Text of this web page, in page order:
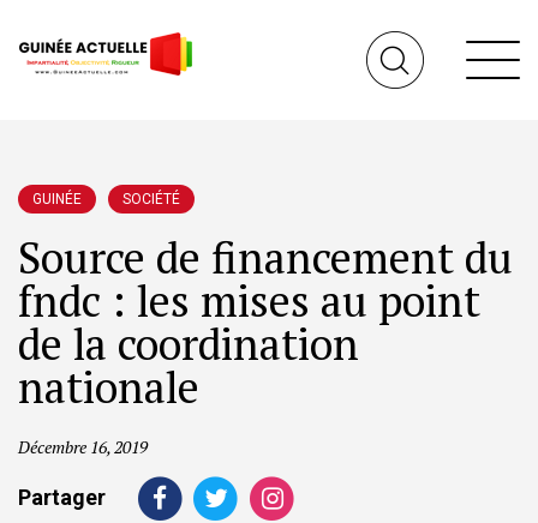
GUINÉE SOCIÉTÉ
Source de financement du
fndc : les mises au point
de la coordination
nationale
Décembre 16, 2019
Partager